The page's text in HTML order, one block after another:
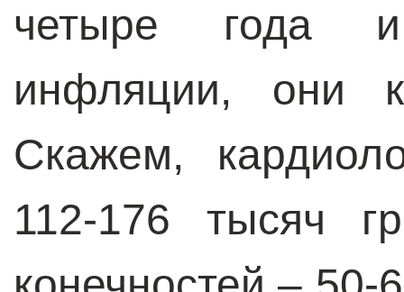
четыре года и
инфляции, они
Скажем,
112-176 тысяч